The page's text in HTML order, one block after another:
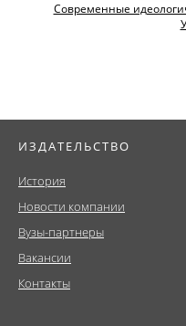
Современные
ИЗДАТЕЛЬСТВО
История
Новости компании
Вузы-партнеры
Вакансии
Контакты